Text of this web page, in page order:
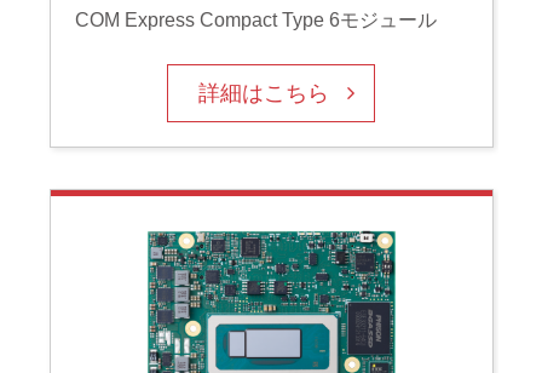
COM Express Compact Type 6モジュール
詳細はこちら